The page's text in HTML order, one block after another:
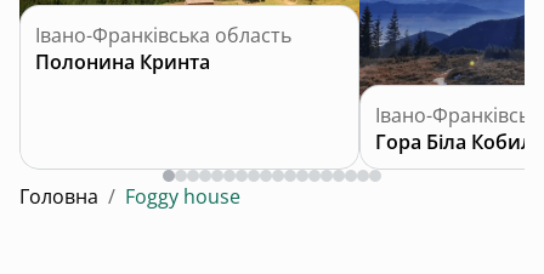
Івано-Франківська область
Полонина Кринта
Івано-
Гора Біла Кобила
Головна / Foggy house